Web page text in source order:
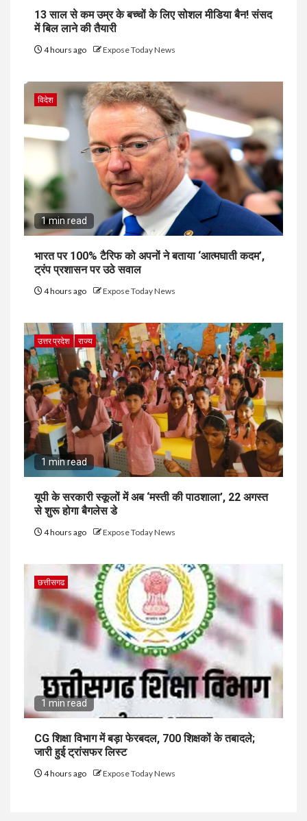
13 साल से कम उम्र के बच्चों के लिए सोशल मीडिया बैन! संसद
में बिल लाने की तैयारी
4 hours ago Expose Today News
विदेश
1 min read
भारत पर 100% टैरिफ को अपनों ने बताया ‘आत्मघाती कदम’,
ट्रंप प्रशासन पर उठे सवाल
4 hours ago Expose Today News
उत्तर प्रदेश राज्य
1 min read
यूपी के सरकारी स्कूलों में अब ‘मस्ती की पाठशाला’, 22 अगस्त
से शुरू होगा बैगलेस डे
4 hours ago Expose Today News
छत्तीसगढ
1 min read
CG शिक्षा विभाग में बड़ा फेरबदल, 700 शिक्षकों के तबादले;
जारी हुई ट्रांसफर लिस्ट
4 hours ago Expose Today News